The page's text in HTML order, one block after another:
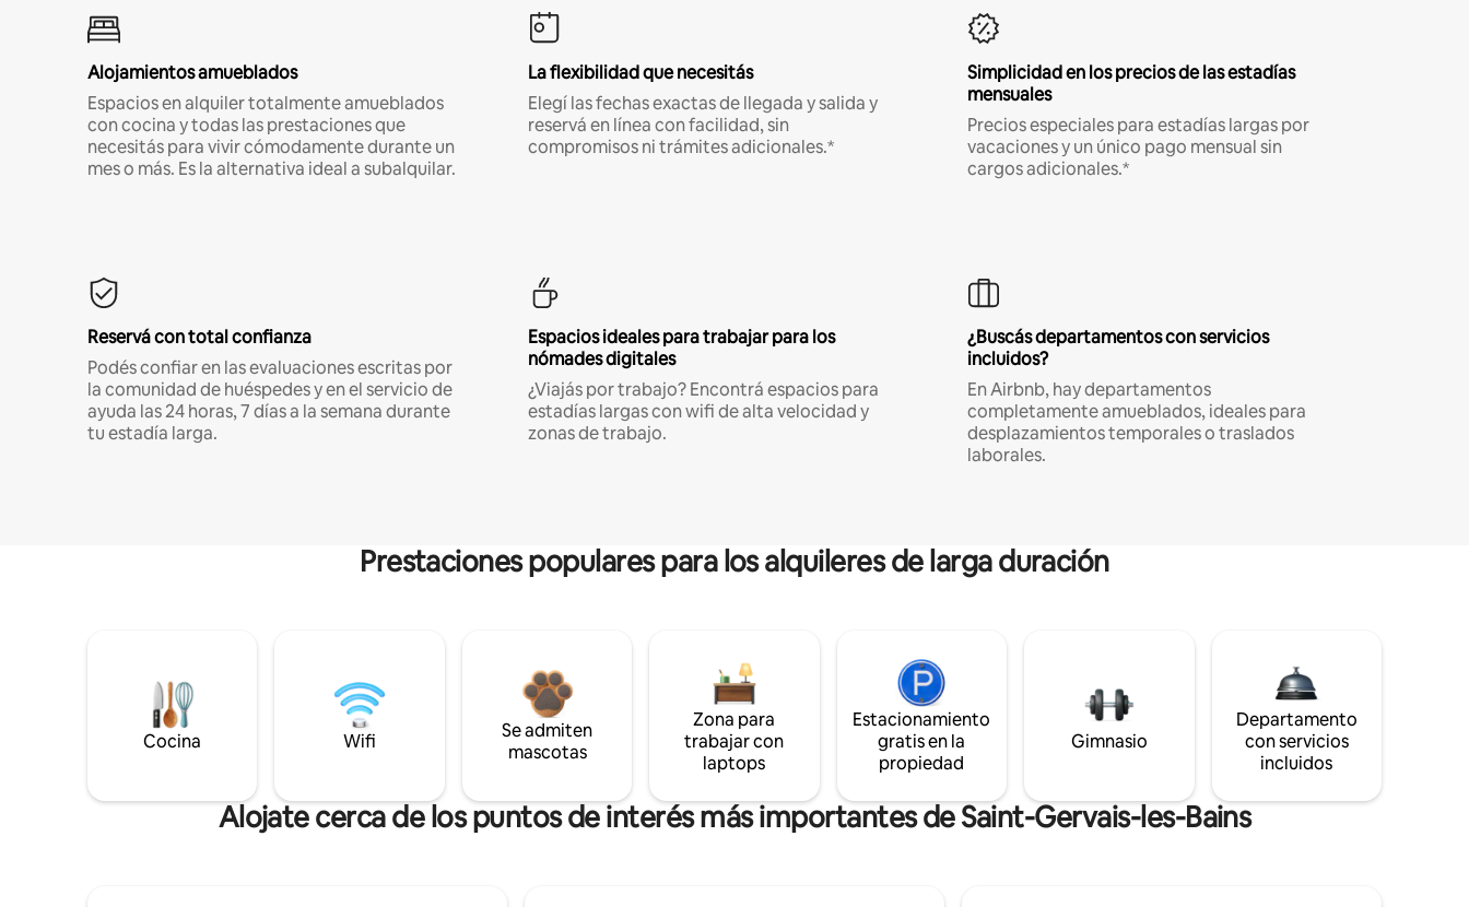
Alojamientos amueblados
Espacios en alquiler totalmente amueblados
con cocina y todas las prestaciones que
necesitás para vivir cómodamente durante un
mes o más. Es la alternativa ideal a subalquilar.
La flexibilidad que necesitás
Elegí las fechas exactas de llegada y salida y
reservá en línea con facilidad, sin
compromisos ni trámites adicionales.*
Simplicidad en los precios de las estadías
mensuales
Precios especiales para estadías largas por
vacaciones y un único pago mensual sin
cargos adicionales.*
Reservá con total confianza
Podés confiar en las evaluaciones escritas por
la comunidad de huéspedes y en el servicio de
ayuda las 24 horas, 7 días a la semana durante
tu estadía larga.
Espacios ideales para trabajar para los
nómades digitales
¿Viajás por trabajo? Encontrá espacios para
estadías largas con wifi de alta velocidad y
zonas de trabajo.
¿Buscás departamentos con servicios
incluidos?
En Airbnb, hay departamentos
completamente amueblados, ideales para
desplazamientos temporales o traslados
laborales.
Prestaciones populares para los alquileres de larga duración
Cocina Wifi
Se admiten
mascotas
Zona para
trabajar con
laptops
Estacionamiento
gratis en la
propiedad
Gimnasio
Departamento
con servicios
incluidos
Alojate cerca de los puntos de interés más importantes de Saint-Gervais-les-Bains